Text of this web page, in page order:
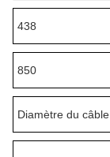
438
850
Diamètre du câble